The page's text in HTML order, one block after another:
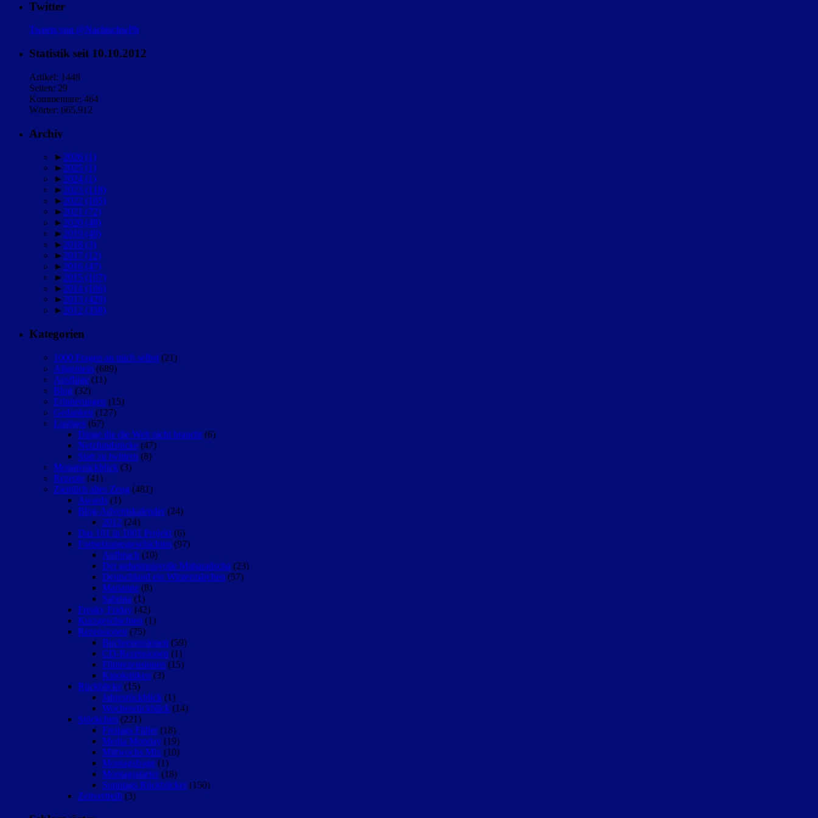
Twitter
Tweets von @NachtschwPh
Statistik seit 10.10.2012
Artikel: 1448
Seiten: 29
Kommentare: 464
Wörter: 665,912
Archiv
► 2026 (1)
► 2025 (1)
► 2024 (1)
► 2023 (118)
► 2022 (105)
► 2021 (72)
► 2020 (48)
► 2019 (40)
► 2018 (3)
► 2017 (12)
► 2016 (47)
► 2015 (107)
► 2014 (106)
► 2013 (429)
► 2012 (358)
Kategorien
1000 Fragen an mich selbst (21)
Allgemein (689)
Ausflüge (11)
Blog (32)
Erinnerungen (15)
Gedanken (127)
Lustiges (67)
Dinge die die Welt nicht braucht (6)
Netzfundstücke (47)
Statt zu twittern (8)
Monatsrückblick (3)
Rezepte (41)
Ziemlich altes Zeug (481)
Awards (1)
Blog-Adventskalender (24)
2012 (24)
Das 101 in 1001 Projekt (6)
Fortsetzungsgeschichten (97)
Aufbruch (10)
Der geheimnisvolle Maharadscha (23)
Deutschland ein Wintermärchen (57)
Marianne (8)
Sabrina (1)
Freaky Friday (42)
Kurzgeschichten (1)
Rezensionen (75)
Buchrezensionen (59)
CD-Rezensionen (1)
Filmrezensionen (15)
Kinokritiken (3)
Rückblicke (15)
Jahresrückblick (1)
Wochenrückblick (14)
Stöckchen (221)
Freitags Füller (18)
Media Monday (19)
Mittwochs Mix (10)
Montagsfrage (1)
Montagsstarter (18)
Sonntags Rückblicker (150)
Zeitvertreib (3)